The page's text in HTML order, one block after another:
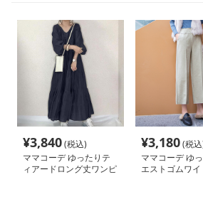
¥3,840(税込)
ママコーデ ゆったりテ
ィアードロング丈ワンピ
¥3,180(税
ママコーデ ゆ
エストゴムワ